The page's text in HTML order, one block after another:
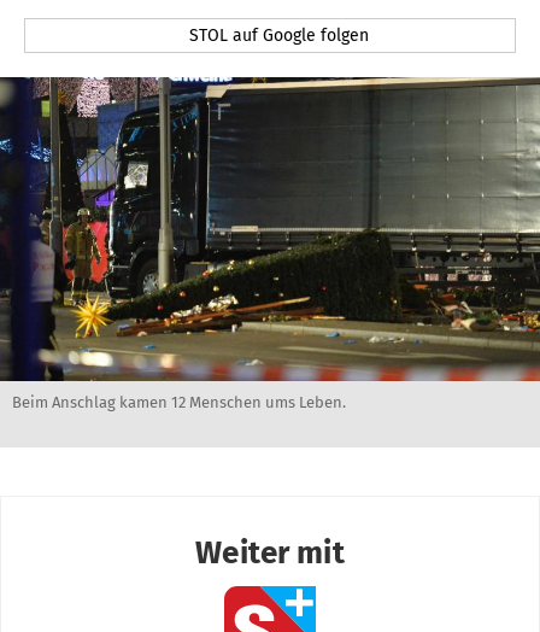
STOL auf Google folgen
Beim Anschlag kamen 12 Menschen ums Leben.